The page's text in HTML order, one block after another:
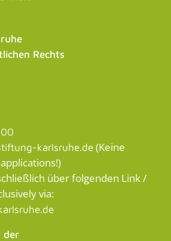
Rechts
karlsruhe.de (Keine
über folgenden Link /
via:
der